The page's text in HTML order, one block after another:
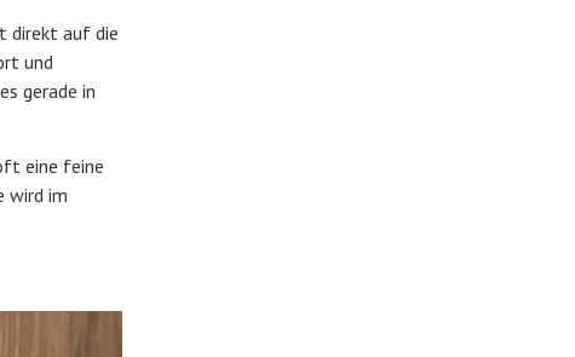
direkt auf die
und
gerade in
eine feine
wird im